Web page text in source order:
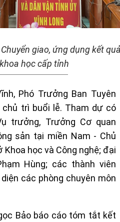
Chuyển giao, ứng dụng kết
học cấp tỉnh
Phó Trưởng Ban Tuyên
chủ trì buổi lễ. Tham dự có
trưởng, Trưởng Cơ quan
sản tại miền Nam - Chủ
học và Công nghệ; đại
Hùng; các thành viên
các phòng chuyên môn
Bảo báo cáo tóm tắt kết